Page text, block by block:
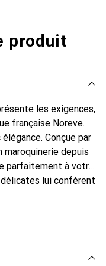
produit
les exigences,
française Noreve.
Conçue par
depuis
parfaitement à votre
lui confèrent
Reconnaître
une clientèle